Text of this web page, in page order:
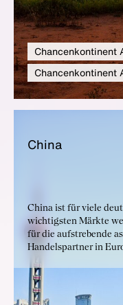
Chancenkontinent
Chancenkontinent
Chi­na
China ist für viele
wichtigsten Märkte
für die aufstrebende
Handelspartner in
ihren
Systemen in einem
und systemischen